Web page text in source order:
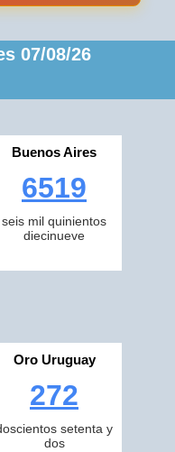
07/08/26
Buenos Aires
6519
seis mil quinientos
diecinueve
Oro Uruguay
272
setenta y
dos